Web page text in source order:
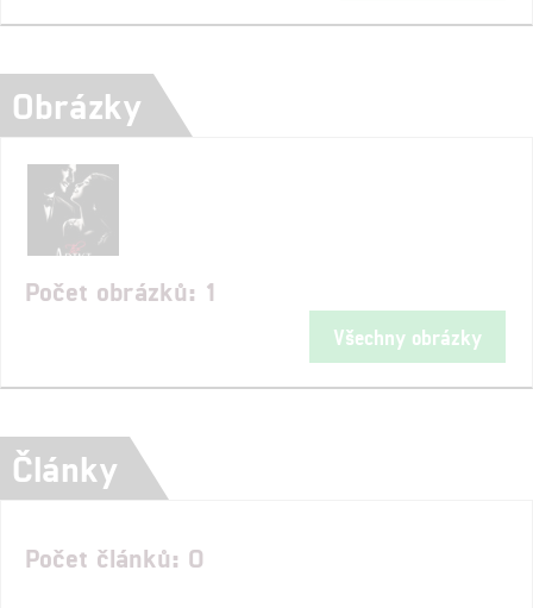
Obrázky
Počet obrázků: 1
Všechny obrázky
Články
Počet článků: 0